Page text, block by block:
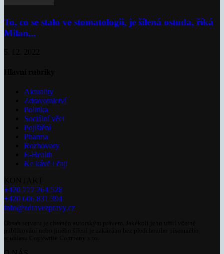
To, co se stalo ve stomatologii, je šílená ostuda, říká
Milan...
Aktuality
Zdravotnictví
Politika
Sociální věci
Pojištění
Pharma
Rozhovory
E-Health
Ke kávě i čaji
+420 777 264 528
+420 606 831 394
info@zdravezpravy.cz